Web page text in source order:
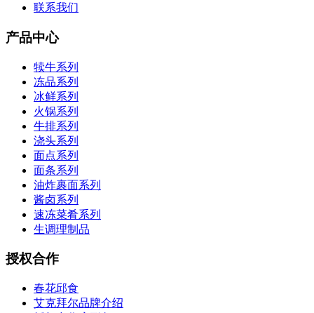
联系我们
产品中心
犊牛系列
冻品系列
冰鲜系列
火锅系列
牛排系列
浇头系列
面点系列
面条系列
油炸裹面系列
酱卤系列
速冻菜肴系列
生调理制品
授权合作
春花邱食
艾克拜尔品牌介绍